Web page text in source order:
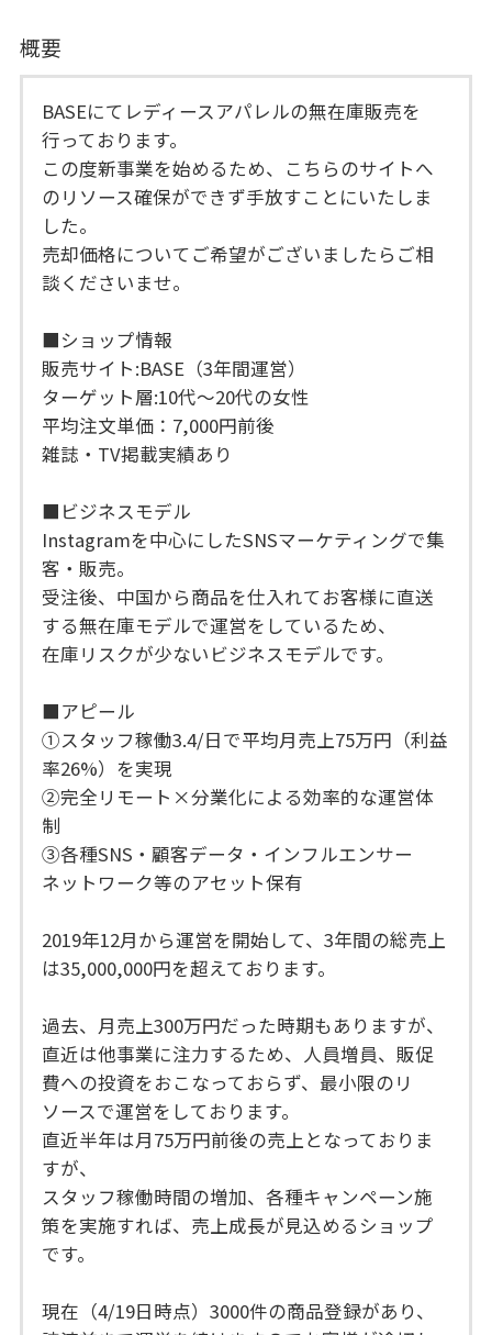
概要
BASEにてレディースアパレルの無在庫販売を
行っております。
この度新事業を始めるため、こちらのサイトへ
のリソース確保ができず手放すことにいたしま
した。
売却価格についてご希望がございましたらご相
談くださいませ。
■ショップ情報
販売サイト:BASE（3年間運営）
ターゲット層:10代〜20代の女性
平均注文単価：7,000円前後
雑誌・TV掲載実績あり
■ビジネスモデル
Instagramを中心にしたSNSマーケティングで集
客・販売。
受注後、中国から商品を仕入れてお客様に直送
する無在庫モデルで運営をしているため、
在庫リスクが少ないビジネスモデルです。
■アピール
①スタッフ稼働3.4/日で平均月売上75万円（利益
率26%）を実現
②完全リモート×分業化による効率的な運営体
制
③各種SNS・顧客データ・インフルエンサー
ネットワーク等のアセット保有
2019年12月から運営を開始して、3年間の総売上
は35,000,000円を超えております。
過去、月売上300万円だった時期もありますが、
直近は他事業に注力するため、人員増員、販促
費への投資をおこなっておらず、最小限のリ
ソースで運営をしております。
直近半年は月75万円前後の売上となっておりま
すが、
スタッフ稼働時間の増加、各種キャンペーン施
策を実施すれば、売上成長が見込めるショップ
です。
現在（4/19日時点）3000件の商品登録があり、